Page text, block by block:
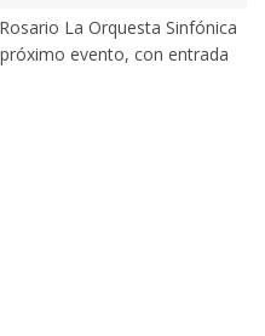
La Orquesta Sinfónica
evento, con entrada